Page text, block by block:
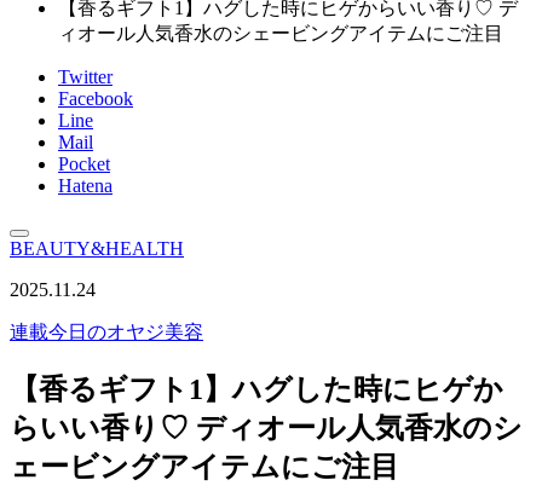
【香るギフト1】ハグした時にヒゲからいい香り♡ デ
ィオール人気香水のシェービングアイテムにご注目
Twitter
Facebook
Line
Mail
Pocket
Hatena
BEAUTY&HEALTH
2025.11.24
連載今日のオヤジ美容
【香るギフト1】ハグした時にヒゲか
らいい香り♡ ディオール人気香水のシ
ェービングアイテムにご注目